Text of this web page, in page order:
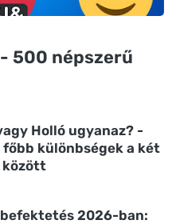
500 népszerű
Holló ugyanaz? -
főbb különbségek a két
között
2026-ban: